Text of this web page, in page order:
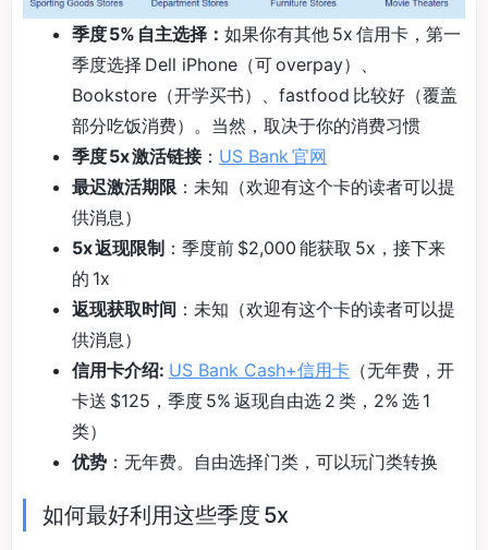
季度 5% 自主选择： 如果你有其他 5x 信用卡，第一
季度选择 Dell iPhone（可 overpay）、
Bookstore（开学买书）、fastfood 比较好（覆盖
部分吃饭消费）。当然，取决于你的消费习惯
季度 5x 激活链接： US Bank 官网
最迟激活期限 ：未知（欢迎有这个卡的读者可以提
供消息）
5x 返现限制 ：季度前 $2,000 能获取 5x，接下来
的 1x
返现获取时间 ：未知（欢迎有这个卡的读者可以提
供消息）
信用卡介绍: US Bank Cash+信用卡 （无年费，开
卡送 $125，季度 5% 返现自由选 2 类，2% 选 1
类）
优势 ：无年费。自由选择门类，可以玩门类转换
如何最好利用这些季度 5x